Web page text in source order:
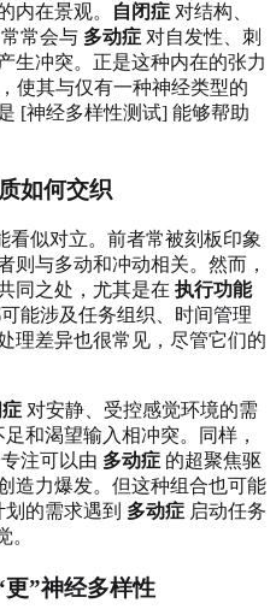
内在景观。 自闭症 对结构、
常常会与 多动症 对自发性、刺
生冲突。正是这种内在的张力
使其与仅有一种神经类型的
[神经多样性测试] 能够帮助
如何交织
看似对立。前者常被刻板印象
则与多动和冲动相关。然而，
同之处，尤其是在 执行功能
能涉及任务组织、时间管理
理差异也很常见，尽管它们的
对安静、受控感觉环境的需
和渴望输入相冲突。同样，
注可以由 多动症 的超聚焦驱
造力爆发。但这种组合也可能
的需求遇到 多动症 启动任务
。
”神经多样性